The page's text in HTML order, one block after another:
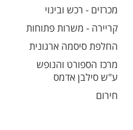
מכרזים - רכש ובינוי
קריירה - משרות פתוחות
החלפת סיסמה ארגונית
מרכז הספורט והנופש
ע"ש סילבן אדמס
חירום